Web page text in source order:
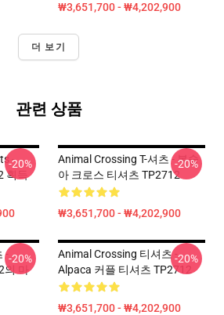
₩3,651,700 - ₩4,202,900
더 보기
관련 상품
-
획득
-20%
Animal Crossing T-셔츠 - 복숭
아 크로스 티셔츠 TP2712
₩3,651,700 - ₩4,202,900
-20%
-
의 마
-20%
Animal Crossing 티셔츠 -
Alpaca 커플 티셔츠 TP2712
₩3,651,700 - ₩4,202,900
-20%